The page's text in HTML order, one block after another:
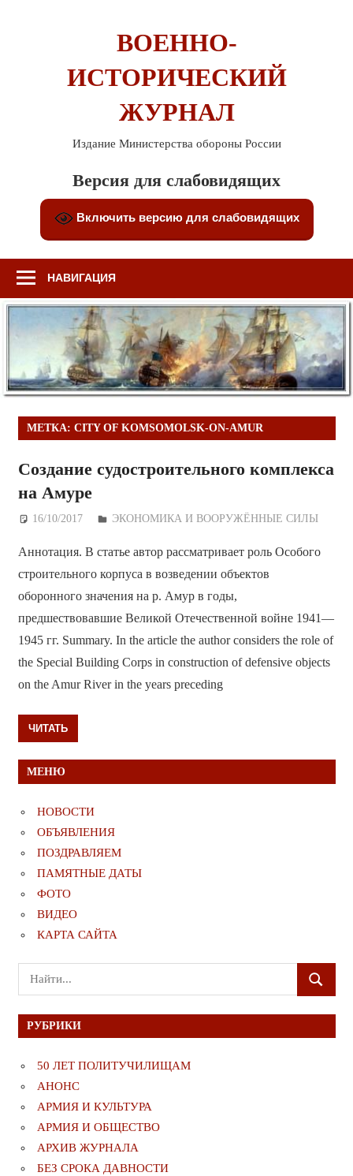
ВОЕННО-
ИСТОРИЧЕСКИЙ
ЖУРНАЛ
Издание Министерства обороны России
Версия для слабовидящих
Включить версию для слабовидящих
НАВИГАЦИЯ
МЕТКА: CITY OF KOMSOMOLSK-ON-AMUR
Создание судостроительного комплекса
на Амуре
16/10/2017 Дежурный по Редакции
ЭКОНОМИКА И ВООРУЖЁННЫЕ СИЛЫ
Аннотация. В статье автор рассматривает роль Особого
строительного корпуса в возведении объектов
оборонного значения на р. Амур в годы,
предшествовавшие Великой Отечественной войне 1941—
1945 гг. Summary. In the article the author considers the role of
the Special Building Corps in construction of defensive objects
on the Amur River in the years preceding
ЧИТАТЬ
МЕНЮ
НОВОСТИ
ОБЪЯВЛЕНИЯ
ПОЗДРАВЛЯЕМ
ПАМЯТНЫЕ ДАТЫ
ФОТО
ВИДЕО
КАРТА САЙТА
Поиск
для:
ПОИСК
РУБРИКИ
50 ЛЕТ ПОЛИТУЧИЛИЩАМ
АНОНС
АРМИЯ И КУЛЬТУРА
АРМИЯ И ОБЩЕСТВО
АРХИВ ЖУРНАЛА
БЕЗ СРОКА ДАВНОСТИ